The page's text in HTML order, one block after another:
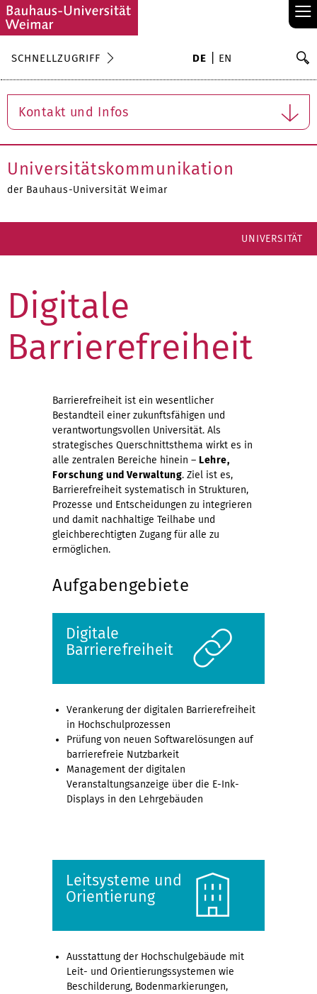
≡
SCHNELLZUGRIFF DE EN
Kontakt und Infos
Universitätskommunikation
der Bauhaus-Universität Weimar
UNIVERSITÄT
Digitale
Barrierefreiheit
Barrierefreiheit ist ein wesentlicher
Bestandteil einer zukunftsfähigen und
verantwortungsvollen Universität. Als
strategisches Querschnittsthema wirkt es in
alle zentralen Bereiche hinein – Lehre,
Forschung und Verwaltung. Ziel ist es,
Barrierefreiheit systematisch in Strukturen,
Prozesse und Entscheidungen zu integrieren
und damit nachhaltige Teilhabe und
gleichberechtigten Zugang für alle zu
ermöglichen.
Aufgabengebiete
Digitale
Barrierefreiheit
Verankerung der digitalen Barrierefreiheit
in Hochschulprozessen
Prüfung von neuen Softwarelösungen auf
barrierefreie Nutzbarkeit
Management der digitalen
Veranstaltungsanzeige über die E-Ink-
Displays in den Lehrgebäuden
Leitsysteme und
Orientierung
Ausstattung der Hochschulgebäude mit
Leit- und Orientierungssystemen wie
Beschilderung, Bodenmarkierungen,